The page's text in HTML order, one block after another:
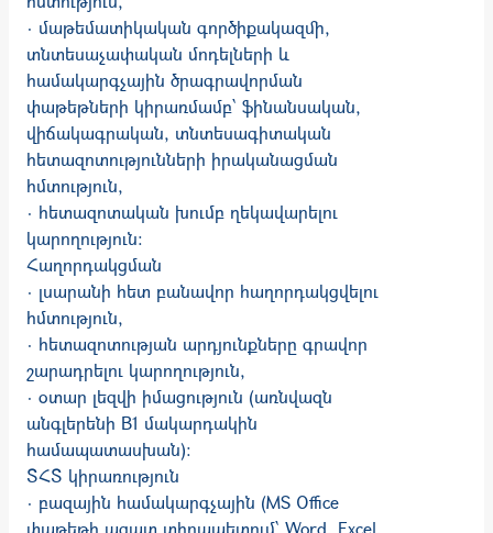
· մաթեմատիկական գործիքակազմի,
տնտեսաչափական մոդելների և
համակարգչային ծրագրավորման
փաթեթների կիրառմամբ՝ ֆինանսական,
վիճակագրական, տնտեսագիտական
հետազոտությունների իրականացման
հմտություն,
· հետազոտական խումբ ղեկավարելու
կարողություն:
Հաղորդակցման
· լսարանի հետ բանավոր հաղորդակցվելու
հմտություն,
· հետազոտության արդյունքները գրավոր
շարադրելու կարողություն,
· օտար լեզվի իմացություն (առնվազն
անգլերենի B1 մակարդակին
համապատասխան)։
ՏՀՏ կիրառություն
· բազային համակարգչային (MS Office
փաթեթի ազատ տիրապետում՝ Word, Excel,